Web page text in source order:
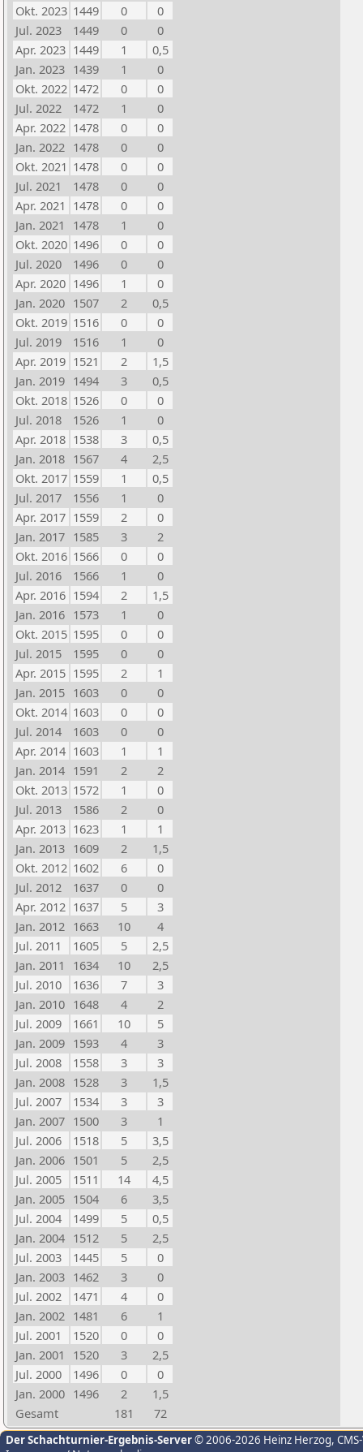
Okt. 2023 1449 0
0
Jul. 2023
1449 0
0
Apr. 2023 1449 1
0,5
Jan. 2023 1439 1
0
Okt. 2022 1472 0
0
Jul. 2022
1472 1
0
Apr. 2022 1478 0
0
Jan. 2022 1478 0
0
Okt. 2021 1478 0
0
Jul. 2021
1478 0
0
Apr. 2021 1478 0
0
Jan. 2021
1478 1
0
Okt. 2020 1496 0
0
Jul. 2020
1496 0
0
Apr. 2020 1496 1
0
Jan. 2020 1507 2
0,5
Okt. 2019 1516 0
0
Jul. 2019
1516 1
0
Apr. 2019 1521 2
1,5
Jan. 2019 1494 3
0,5
Okt. 2018 1526 0
0
Jul. 2018
1526 1
0
Apr. 2018 1538 3
0,5
Jan. 2018 1567 4
2,5
Okt. 2017 1559 1
0,5
Jul. 2017
1556 1
0
Apr. 2017 1559 2
0
Jan. 2017 1585 3
2
Okt. 2016 1566 0
0
Jul. 2016
1566 1
0
Apr. 2016 1594 2
1,5
Jan. 2016 1573 1
0
Okt. 2015 1595 0
0
Jul. 2015
1595 0
0
Apr. 2015 1595 2
1
Jan. 2015 1603 0
0
Okt. 2014 1603 0
0
Jul. 2014
1603 0
0
Apr. 2014 1603 1
1
Jan. 2014 1591 2
2
Okt. 2013 1572 1
0
Jul. 2013
1586 2
0
Apr. 2013 1623 1
1
Jan. 2013 1609 2
1,5
Okt. 2012 1602 6
0
Jul. 2012
1637 0
0
Apr. 2012 1637 5
3
Jan. 2012 1663 10
4
Jul. 2011
1605 5
2,5
Jan. 2011
1634 10
2,5
Jul. 2010
1636 7
3
Jan. 2010 1648 4
2
Jul. 2009
1661 10
5
Jan. 2009 1593 4
3
Jul. 2008
1558 3
3
Jan. 2008 1528 3
1,5
Jul. 2007
1534 3
3
Jan. 2007 1500 3
1
Jul. 2006
1518 5
3,5
Jan. 2006 1501 5
2,5
Jul. 2005
1511 14
4,5
Jan. 2005 1504 6
3,5
Jul. 2004
1499 5
0,5
Jan. 2004 1512 5
2,5
Jul. 2003
1445 5
0
Jan. 2003 1462 3
0
Jul. 2002
1471 4
0
Jan. 2002 1481 6
1
Jul. 2001
1520 0
0
Jan. 2001
1520 3
2,5
Jul. 2000
1496 0
0
Jan. 2000 1496 2
1,5
Gesamt
181 72
Der Schachturnier-Ergebnis-Server© 2006-2026 Heinz Herzog,